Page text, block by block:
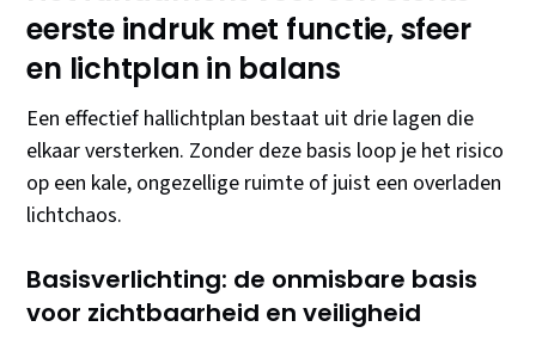
eerste indruk met functie, sfeer
en lichtplan in balans
Een effectief hallichtplan bestaat uit drie lagen die
elkaar versterken. Zonder deze basis loop je het risico
op een kale, ongezellige ruimte of juist een overladen
lichtchaos.
Basisverlichting: de onmisbare basis
voor zichtbaarheid en veiligheid